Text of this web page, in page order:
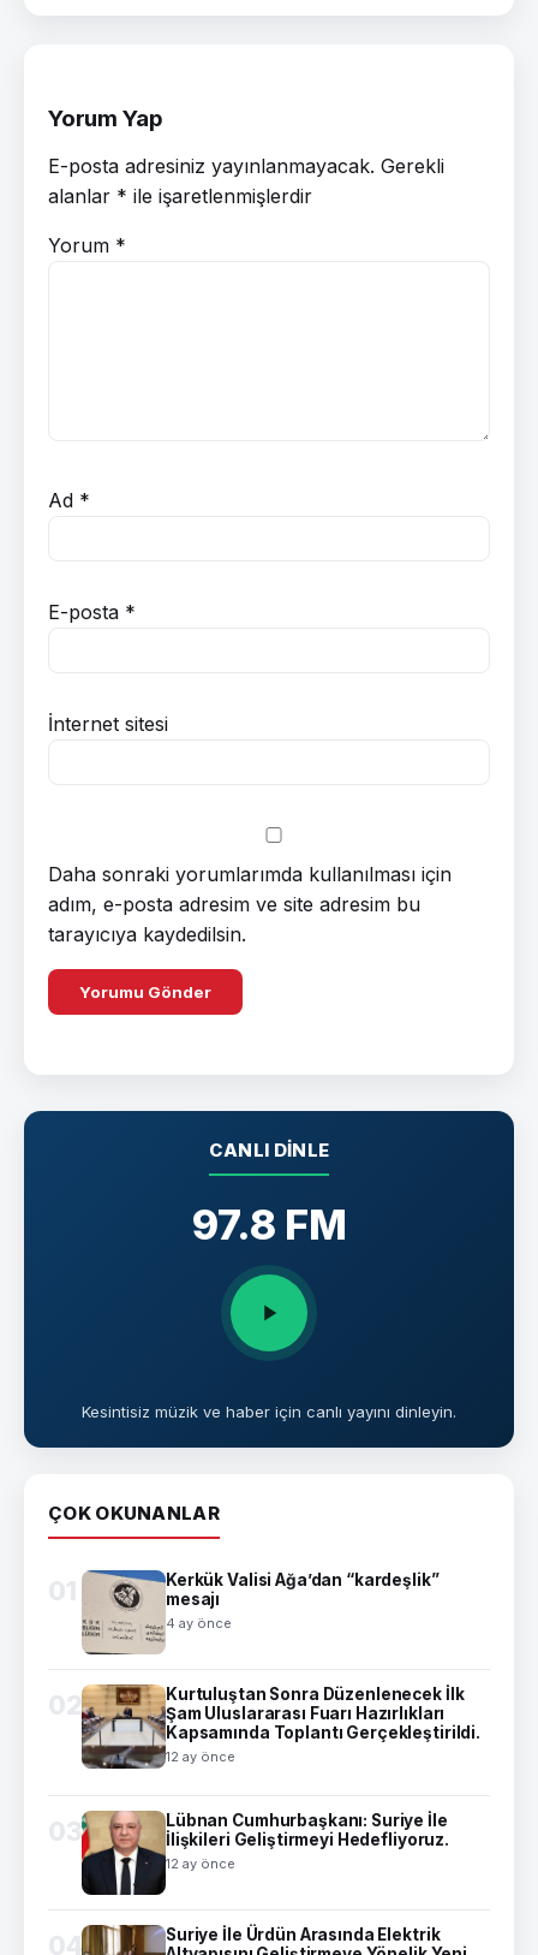
Yorum Yap
E-posta adresiniz yayınlanmayacak. Gerekli
alanlar * ile işaretlenmişlerdir
Yorum *
Ad *
E-posta *
İnternet sitesi
Daha sonraki yorumlarımda kullanılması için
adım, e-posta adresim ve site adresim bu
tarayıcıya kaydedilsin.
CANLI DINLE
97.8 FM
Kesintisiz müzik ve haber için canlı yayını dinleyin.
ÇOK OKUNANLAR
01
Kerkük Valisi Ağa’dan “kardeşlik”
mesajı
4 ay önce
02
Kurtuluştan Sonra Düzenlenecek İlk
Şam Uluslararası Fuarı Hazırlıkları
Kapsamında Toplantı Gerçekleştirildi.
12 ay önce
03
Lübnan Cumhurbaşkanı: Suriye İle
İlişkileri Geliştirmeyi Hedefliyoruz.
12 ay önce
04
Suriye İle Ürdün Arasında Elektrik